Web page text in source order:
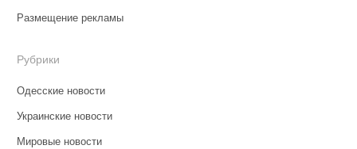
Размещение рекламы
Рубрики
Одесские новости
Украинские новости
Мировые новости